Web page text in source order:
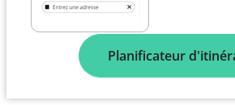
Planificateur